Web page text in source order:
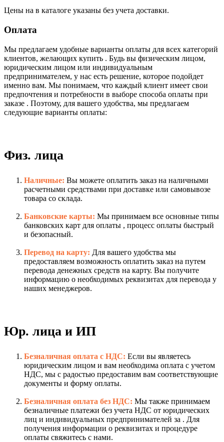
Цены на в каталоге указаны без учета доставки.
Оплата
Мы предлагаем удобные варианты оплаты для всех категорий
клиентов, желающих купить . Будь вы физическим лицом,
юридическим лицом или индивидуальным
предпринимателем, у нас есть решение, которое подойдет
именно вам. Мы понимаем, что каждый клиент имеет свои
предпочтения и потребности в выборе способа оплаты при
заказе . Поэтому, для вашего удобства, мы предлагаем
следующие варианты оплаты:
Физ. лица
Наличные: Вы можете оплатить заказ на наличными
расчетными средствами при доставке или самовывозе
товара со склада.
Банковские карты: Мы принимаем все основные типы
банковских карт для оплаты , процесс оплаты быстрый
и безопасный.
Перевод на карту: Для вашего удобства мы
предоставляем возможность оплатить заказ на путем
перевода денежных средств на карту. Вы получите
информацию о необходимых реквизитах для перевода у
наших менеджеров.
Юр. лица и ИП
Безналичная оплата с НДС: Если вы являетесь
юридическим лицом и вам необходима оплата с учетом
НДС, мы с радостью предоставим вам соответствующие
документы и форму оплаты.
Безналичная оплата без НДС: Мы также принимаем
безналичные платежи без учета НДС от юридических
лиц и индивидуальных предпринимателей за . Для
получения информации о реквизитах и процедуре
оплаты свяжитесь с нами.